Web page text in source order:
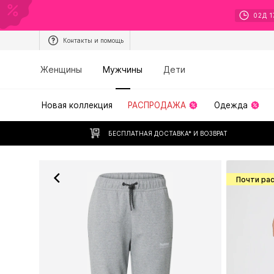
02 Д
Контакты и помощь
Женщины Мужчины Дети
Новая коллекция РАСПРОДАЖА Одежда
БЕСПЛАТНАЯ ДОСТАВКА* И ВОЗВРАТ
Почти